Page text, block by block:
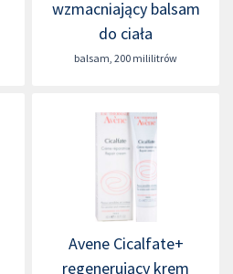
wzmacniający balsam
do ciała
balsam, 200 mililitrów
Avene Cicalfate+
regenerujący krem